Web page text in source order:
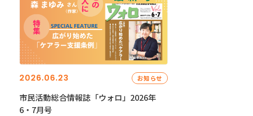
2026.06.23 お知らせ
市民活動総合情報誌「ウォロ」2026年
6・7月号